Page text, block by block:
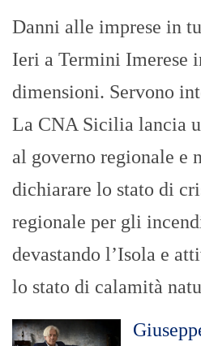
Danni alle imprese in
Ieri a Termini Imerese
dimensioni. Servono
La CNA Sicilia lancia
al governo regionale e
dichiarare lo stato di
regionale per gli
devastando l’Isola e
lo stato di calamità